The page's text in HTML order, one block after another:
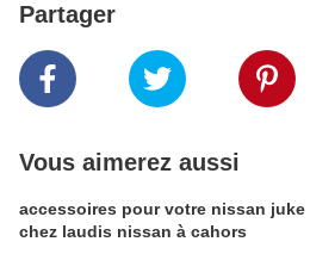
Partager
Vous aimerez aussi
accessoires pour votre nissan juke
chez laudis nissan à cahors